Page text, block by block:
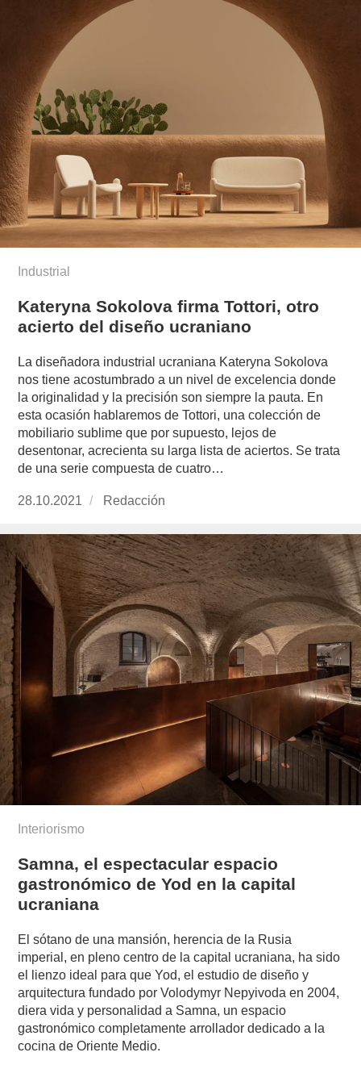
Industrial
Kateryna Sokolova firma Tottori, otro
acierto del diseño ucraniano
La diseñadora industrial ucraniana Kateryna Sokolova
nos tiene acostumbrado a un nivel de excelencia donde
la originalidad y la precisión son siempre la pauta. En
esta ocasión hablaremos de Tottori, una colección de
mobiliario sublime que por supuesto, lejos de
desentonar, acrecienta su larga lista de aciertos. Se trata
de una serie compuesta de cuatro…
Publicado
28.10.2021 https://www.experimenta.es/author/redaccion/
Redacción
Interiorismo
Samna, el espectacular espacio
gastronómico de Yod en la capital
ucraniana
El sótano de una mansión, herencia de la Rusia
imperial, en pleno centro de la capital ucraniana, ha sido
el lienzo ideal para que Yod, el estudio de diseño y
arquitectura fundado por Volodymyr Nepyivoda en 2004,
diera vida y personalidad a Samna, un espacio
gastronómico completamente arrollador dedicado a la
cocina de Oriente Medio.